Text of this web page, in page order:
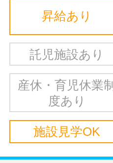
昇給あり
託児施設あり
産休・育児休業制
度あり
施設見学OK